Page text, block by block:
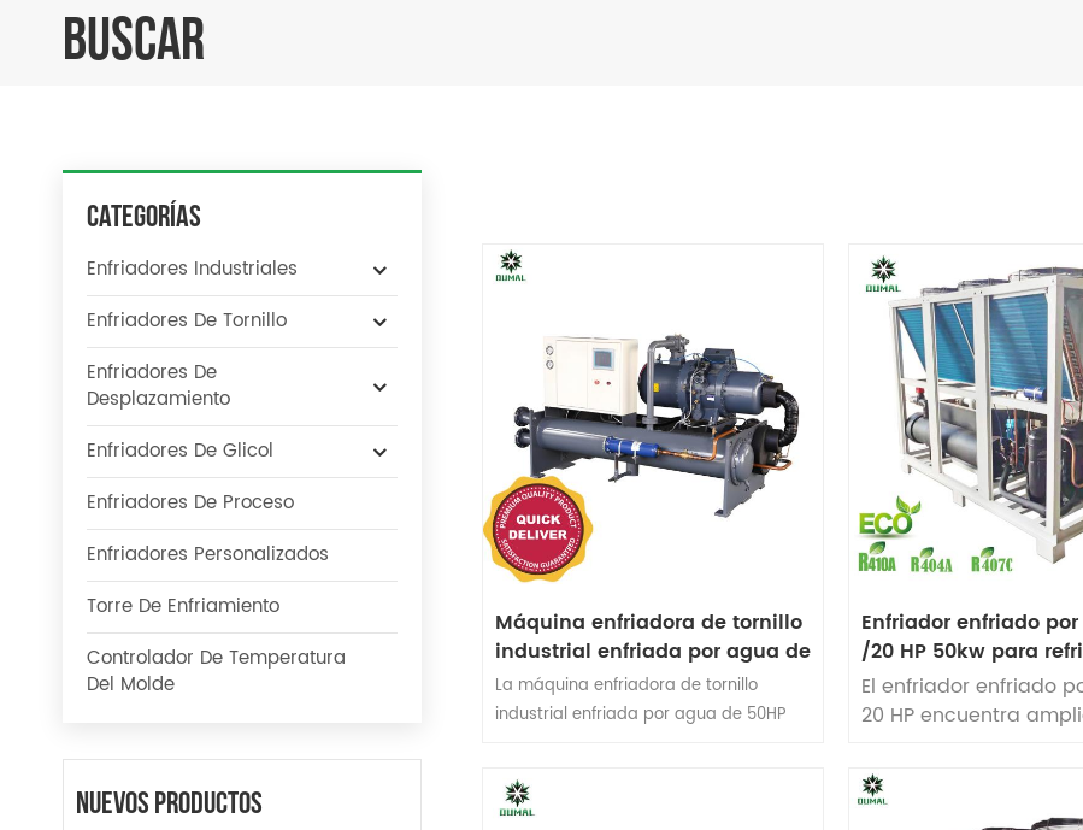
BUSCAR
Categorías
Enfriadores Industriales
Enfriadores De Tornillo
Enfriadores De
Desplazamiento
Enfriadores De Glicol
Enfriadores De Proceso
Enfriadores Personalizados
Torre De Enfriamiento
Controlador De Temperatura
Del Molde
Nuevos Productos
Máquina enfriadora de tornillo
industrial enfriada por agua de
50 HP
La máquina enfriadora de tornillo
industrial enfriada por agua de 50HP
de 150KW. Compresor enfriador Marca:
Bitzer de Alemania o Hanbel.
Enfriador enfriado por
/20 HP 50kw para
de plástico
El enfriador enfriado
20 HP encuentra
procesos de
plástico, incluido el